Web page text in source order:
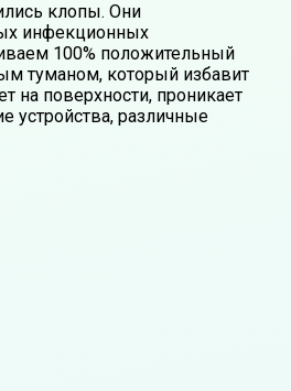
клопы. Они
инфекционных
100% положительный
туманом, который избавит
на поверхности, проникает
различные